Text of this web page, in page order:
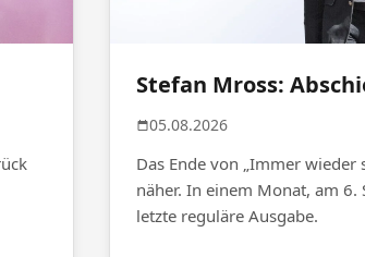
Stefan Mross:
05.08.2026
Das Ende von „Immer wieder
näher. In einem Monat, am 6.
letzte reguläre Ausgabe.